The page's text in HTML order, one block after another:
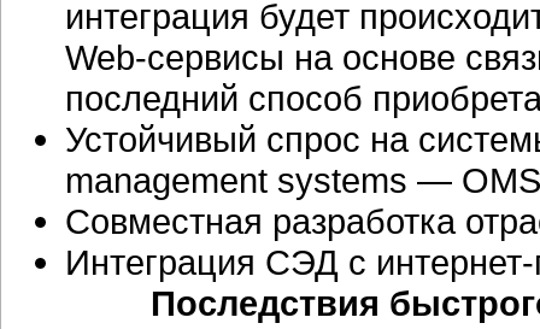
интеграция будет
Web-сервисы на основе
последний способ
Устойчивый спрос на
management systems —
Совместная разработка
Интеграция СЭД с
Последствия